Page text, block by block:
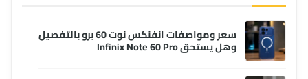
سعر ومواصفات انفنكس نوت 60 برو بالتفصيل
وهل يستحق Infinix Note 60 Pro